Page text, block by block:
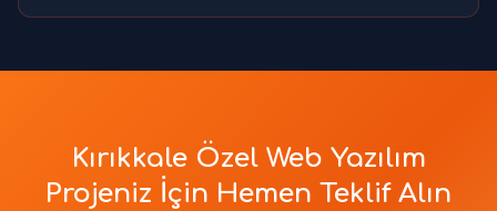
Kırıkkale Özel Web Yazılım
Projeniz İçin Hemen Teklif Alın